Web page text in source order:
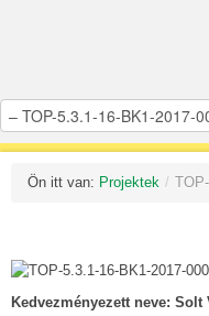
Ön itt van: Projektek /
Kedvezményezett neve: